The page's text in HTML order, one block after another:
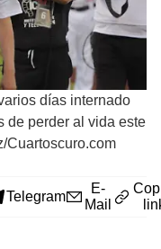
días internado
de perder al vida este
Cuartoscuro.com
Telegram
E-
Mail